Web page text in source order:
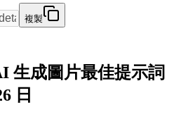
複製
生成圖片最佳提示詞
日